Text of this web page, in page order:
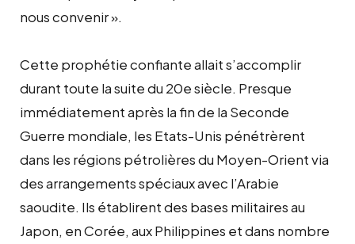
nous convenir ».
Cette prophétie confiante allait s’accomplir
durant toute la suite du 20e siècle. Presque
immédiatement après la fin de la Seconde
Guerre mondiale, les Etats-Unis pénétrèrent
dans les régions pétrolières du Moyen-Orient via
des arrangements spéciaux avec l’Arabie
saoudite. Ils établirent des bases militaires au
Japon, en Corée, aux Philippines et dans nombre